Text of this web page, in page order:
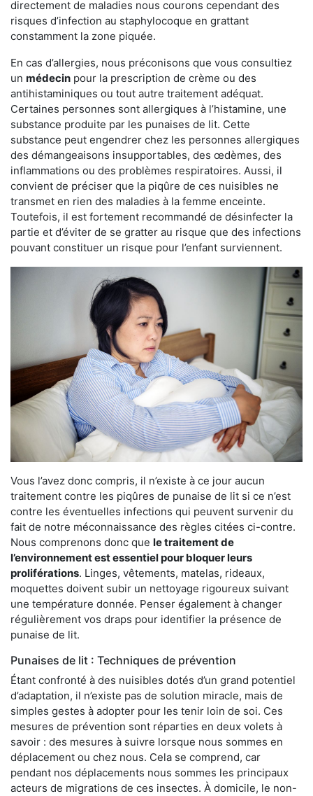
directement de maladies nous courons cependant des
risques d’infection au staphylocoque en grattant
constamment la zone piquée.
En cas d’allergies, nous préconisons que vous consultiez
un médecin pour la prescription de crème ou des
antihistaminiques ou tout autre traitement adéquat.
Certaines personnes sont allergiques à l’histamine, une
substance produite par les punaises de lit. Cette
substance peut engendrer chez les personnes allergiques
des démangeaisons insupportables, des œdèmes, des
inflammations ou des problèmes respiratoires. Aussi, il
convient de préciser que la piqûre de ces nuisibles ne
transmet en rien des maladies à la femme enceinte.
Toutefois, il est fortement recommandé de désinfecter la
partie et d’éviter de se gratter au risque que des infections
pouvant constituer un risque pour l’enfant surviennent.
Vous l’avez donc compris, il n’existe à ce jour aucun
traitement contre les piqûres de punaise de lit si ce n’est
contre les éventuelles infections qui peuvent survenir du
fait de notre méconnaissance des règles citées ci-contre.
Nous comprenons donc que le traitement de
l’environnement est essentiel pour bloquer leurs
proliférations. Linges, vêtements, matelas, rideaux,
moquettes doivent subir un nettoyage rigoureux suivant
une température donnée. Penser également à changer
régulièrement vos draps pour identifier la présence de
punaise de lit.
Punaises de lit : Techniques de prévention
Étant confronté à des nuisibles dotés d’un grand potentiel
d’adaptation, il n’existe pas de solution miracle, mais de
simples gestes à adopter pour les tenir loin de soi. Ces
mesures de prévention sont réparties en deux volets à
savoir : des mesures à suivre lorsque nous sommes en
déplacement ou chez nous. Cela se comprend, car
pendant nos déplacements nous sommes les principaux
acteurs de migrations de ces insectes. À domicile, le non-